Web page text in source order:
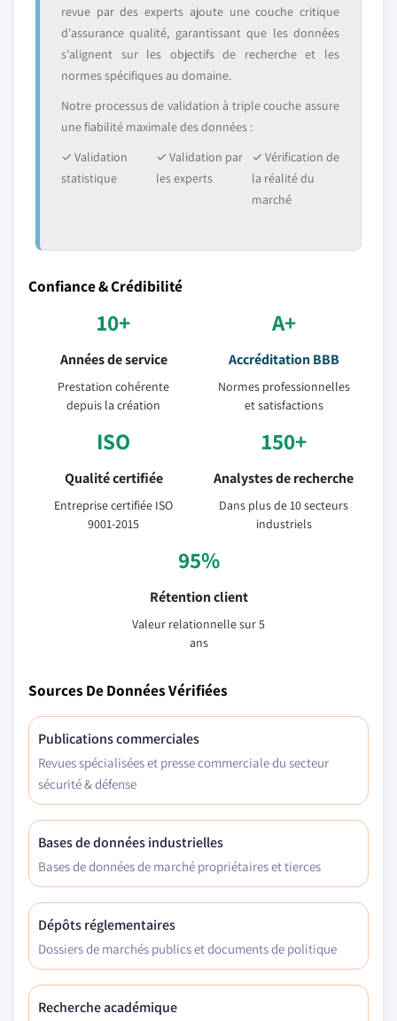
revue par des experts ajoute une couche critique
d'assurance qualité, garantissant que les données
s'alignent sur les objectifs de recherche et les
normes spécifiques au domaine.
Notre processus de validation à triple couche assure
une fiabilité maximale des données :
✓ Validation
statistique
✓ Validation par
les experts
✓ Vérification de
la réalité du
marché
Confiance & Crédibilité
10+
Années de service
Prestation cohérente
depuis la création
A+
Accréditation BBB
Normes professionnelles
et satisfactions
ISO
Qualité certifiée
Entreprise certifiée ISO
9001-2015
150+
Analystes de recherche
Dans plus de 10 secteurs
industriels
95%
Rétention client
Valeur relationnelle sur 5
ans
Sources De Données Vérifiées
Publications commerciales
Revues spécialisées et presse commerciale du secteur
sécurité & défense
Bases de données industrielles
Bases de données de marché propriétaires et tierces
Dépôts réglementaires
Dossiers de marchés publics et documents de politique
Recherche académique